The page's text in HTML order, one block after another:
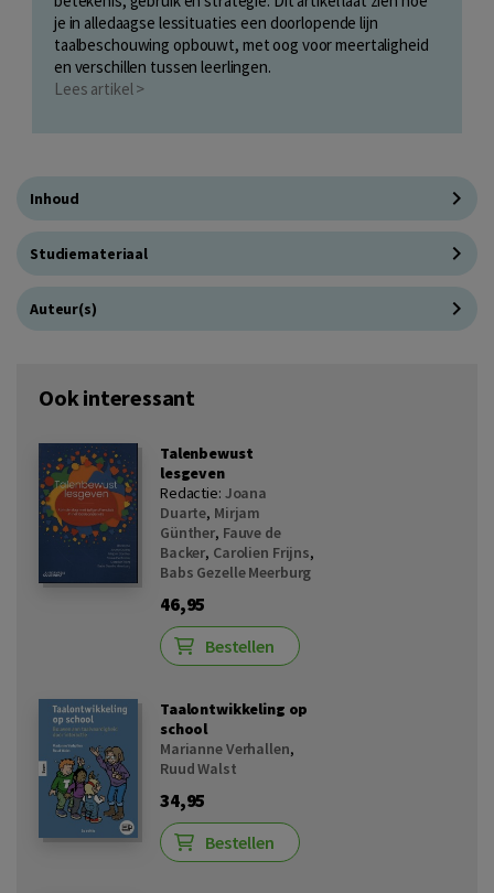
je in alledaagse lessituaties een doorlopende lijn
taalbeschouwing opbouwt, met oog voor meertaligheid
en verschillen tussen leerlingen.
Lees artikel >
Inhoud
Studiemateriaal
Auteur(s)
Ook interessant
Talenbewust
lesgeven
Redactie: Joana
Duarte, Mirjam
Günther, Fauve de
Backer, Carolien Frijns,
Babs Gezelle Meerburg
46,95
Bestellen
Taalontwikkeling op
school
Marianne Verhallen,
Ruud Walst
34,95
Bestellen